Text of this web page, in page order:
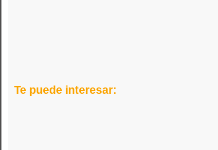
Te puede interesar: